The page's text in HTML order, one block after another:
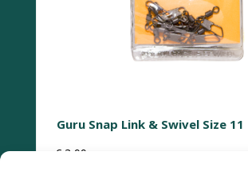
Guru Snap Link & Swivel Size 11
€ 3,99